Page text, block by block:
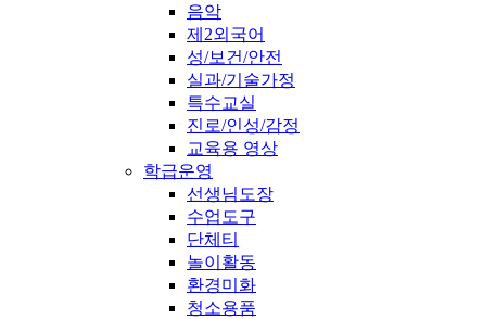
음악
제2외국어
성/보건/안전
실과/기술가정
특수교실
진로/인성/감정
교육용 영상
학급운영
선생님도장
수업도구
단체티
놀이활동
환경미화
청소용품